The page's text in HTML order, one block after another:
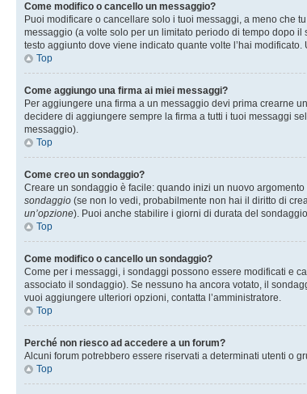
Come modifico o cancello un messaggio?
Puoi modificare o cancellare solo i tuoi messaggi, a meno che
messaggio (a volte solo per un limitato periodo di tempo dopo
testo aggiunto dove viene indicato quante volte l’hai
Top
Come aggiungo una firma ai miei messaggi?
Per aggiungere una firma a un messaggio devi prima crearne
decidere di aggiungere sempre la firma a tutti i tuoi messaggi
messaggio).
Top
Come creo un sondaggio?
Creare un sondaggio è facile: quando inizi un nuovo
sondaggio (se non lo vedi, probabilmente non hai il diritto di
un’opzione). Puoi anche stabilire i giorni di durata del
Top
Come modifico o cancello un sondaggio?
Come per i messaggi, i sondaggi possono essere modificati e
associato il sondaggio). Se nessuno ha ancora votato, il
vuoi aggiungere ulteriori opzioni, contatta l’amministratore.
Top
Perché non riesco ad accedere a un forum?
Alcuni forum potrebbero essere riservati a determinati utenti o
Top